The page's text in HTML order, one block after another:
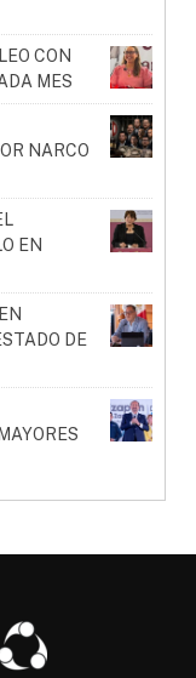
CON
MES
NARCO
EN
DE